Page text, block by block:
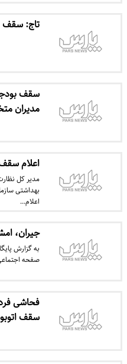
تاج: سقف
سقف
مدیران
اعلام
مدیر کل
بهداشتی
اعلام…
جیران،
به گزارش
صفحه
فحاشی
سقف